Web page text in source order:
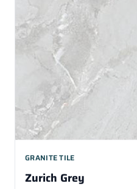
GRANITE TILE
Zurich Grey